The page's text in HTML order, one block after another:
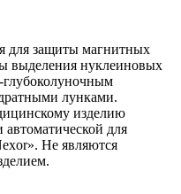
для защиты магнитных
выделения нуклеиновых
лунками.
изделию
для
Не являются